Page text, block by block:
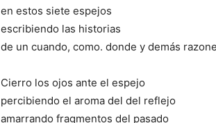
en estos siete espejos
escribiendo las historias
de un cuando, como. donde y demás
Cierro los ojos ante el espejo
percibiendo el aroma del del reflejo
amarrando fragmentos del pasado